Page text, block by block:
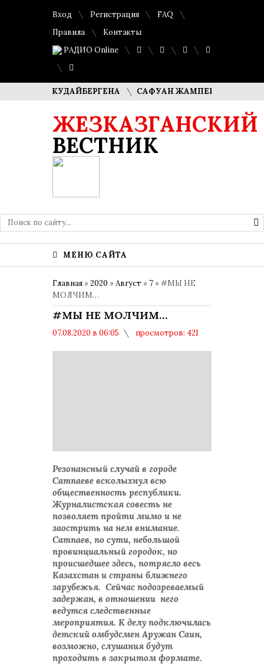
Вход Регистрация
FAQ
Правила
Контакты
РАДИО Online
КУДАЙБЕРГЕНА САФУАН ЖАМПЕИСОВ: «МЫ ХОТИМ
ЖЕЗКАЗГАНСКИЙ
ВЕСТНИК
МЕНЮ САЙТА
Главная »2020 »Август » 7 » #МЫ НЕ
МОЛЧИМ…
#МЫ НЕ МОЛЧИМ…
07.08.2020 в 06:05
просмотров: 421
Резонансный случай в городе
Сатпаеве всколыхнул всю
общественность республики.
Журналистская совесть не
позволяет пройти мимо и не
заострить на нем внимание.
Сатпаев, по сути, небольшой
провинциальный городок, но
происшедшее здесь, потрясло весь
Казахстан и страны ближнего
зарубежья. Сейчас подозреваемый
задержан, в отношении него
ведутся следственные
мероприятия. К делу подключилась
детский омбудсмен Аружан Саин,
возможно, слушания будут
проходить в закрытом формате.